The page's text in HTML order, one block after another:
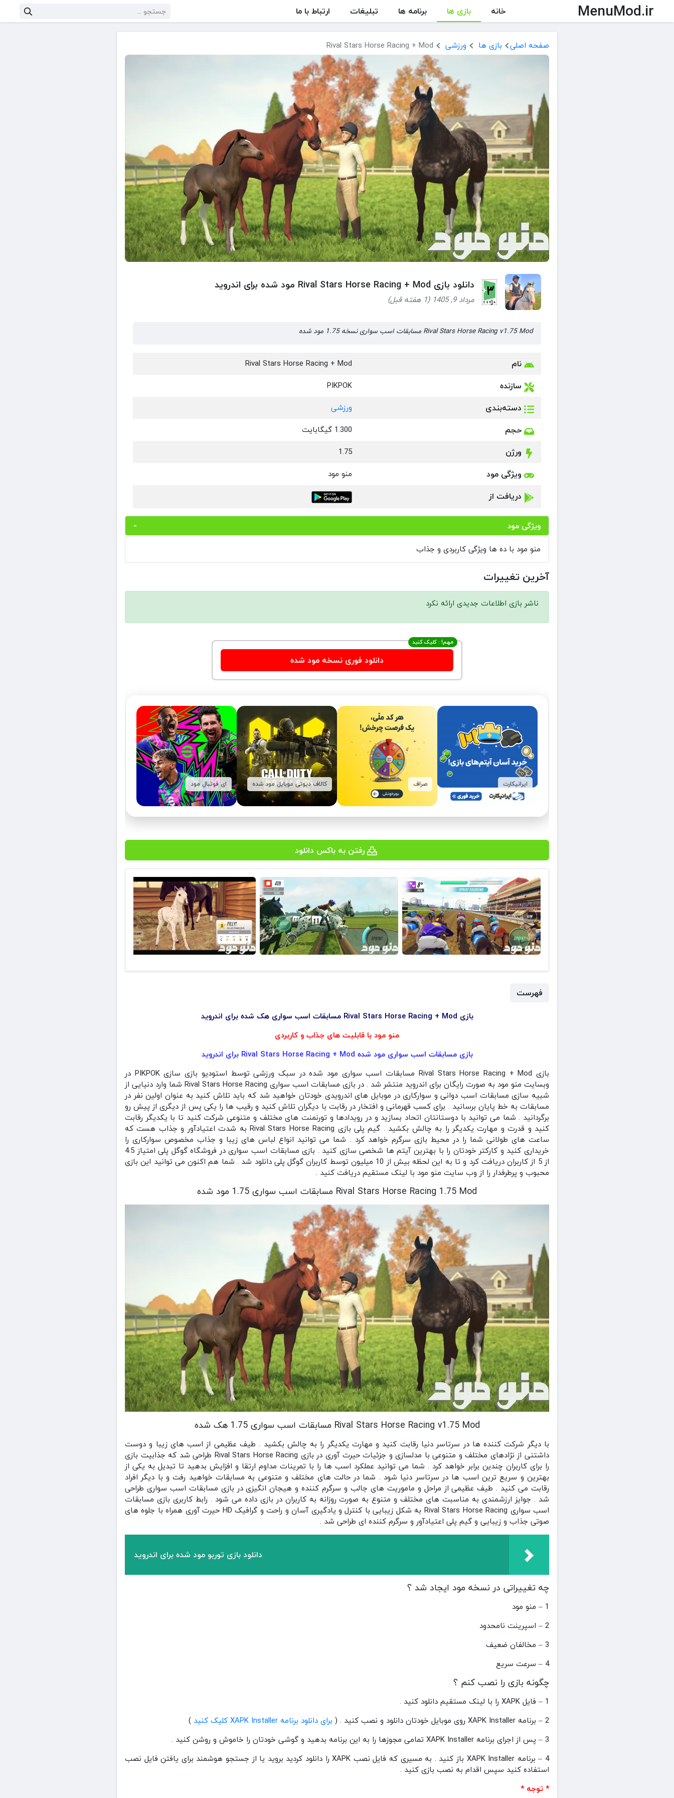
MenuMod.ir خانه بازی ها برنامه ها تبلیغات ارتباط با ما
صفحه اصلی بازی ها ورزشی Rival Stars Horse Racing + Mod
دانلود بازی Rival Stars Horse Racing + Mod مود شده برای اندروید
مرداد 9, 1405 (1 هفته قبل)
Rival Stars Horse Racing v1.75 Mod مسابقات اسب سواری نسخه 1.75 مود شده
نام Rival Stars Horse Racing + Mod
سازنده PIKPOK
دسته‌بندی ورزشی
حجم 1.300 گیگابایت
ورژن 1.75
ویژگی مود منو مود
دریافت از
ویژگی مود
منو مود با ده ها ویژگی کاربردی و جذاب
آخرین تغییرات
ناشر بازی اطلاعات جدیدی ارائه نکرد
مهم! : کلیک کنید
دانلود فوری نسخه مود شده
ایرانیکارت صراف کالاف دیوتی موبایل مود شده ای فوتبال مود
رفتن به باکس دانلود
فهرست
بازی Rival Stars Horse Racing + Mod مسابقات اسب سواری هک شده برای اندروید
منو مود با قابلیت های جذاب و کاربردی
بازی مسابقات اسب سواری مود شده Rival Stars Horse Racing + Mod برای اندروید
بازی Rival Stars Horse Racing + Mod مسابقات اسب سواری مود شده در سبک ورزشی توسط استودیو بازی سازی PIKPOK در
وبسایت منو مود به صورت رایگان برای اندروید منتشر شد . در بازی مسابقات اسب سواری Rival Stars Horse Racing شما وارد دنیایی از
شبیه سازی مسابقات اسب دوانی و سوارکاری در موبایل های اندرویدی خودتان خواهید شد که باید تلاش کنید به عنوان اولین نفر در
مسابقات به خط پایان برسانید . برای کسب قهرمانی و افتخار در رقابت با دیگران تلاش کنید و رقیب ها را یکی پس از دیگری از پیش رو
برگردانید . شما می توانید با دوستانتان اتحاد بسازید و در رویدادها و تورنمنت های مختلف و متنوعی شرکت کنید تا با یکدیگر رقابت
کنید و قدرت و مهارت یکدیگر را به چالش بکشید . گیم پلی بازی Rival Stars Horse Racing به شدت اعتیادآور و جذاب هست که
ساعت های طولانی شما را در محیط بازی سرگرم خواهد کرد . شما می توانید انواع لباس های زیبا و جذاب مخصوص سوارکاری را
خریداری کنید و کارکتر خودتان را با بهترین آیتم ها شخصی سازی کنید . بازی مسابقات اسب سواری در فروشگاه گوگل پلی امتیاز 4.5
از 5 از کاربران دریافت کرد و تا به این لحظه بیش از 10 میلیون توسط کاربران گوگل پلی دانلود شد . شما هم اکنون می توانید این بازی
محبوب و پرطرفدار را از وب سایت منو مود با لینک مستقیم دریافت کنید .
Rival Stars Horse Racing 1.75 Mod مسابقات اسب سواری 1.75 مود شده
Rival Stars Horse Racing v1.75 Mod مسابقات اسب سواری 1.75 هک شده
با دیگر شرکت کننده ها در سرتاسر دنیا رقابت کنید و مهارت یکدیگر را به چالش بکشید . طیف عظیمی از اسب های زیبا و دوست
داشتنی از نژادهای مختلف و متنوعی با مدلسازی و جزئیات حیرت آوری در بازی Rival Stars Horse Racing طراحی شد که جذابیت بازی
را برای کاربران چندین برابر خواهد کرد . شما می توانید عملکرد اسب ها را با تمرینات مداوم ارتقا و افزایش بدهید تا تبدیل به یکی از
بهترین و سریع ترین اسب ها در سرتاسر دنیا شود . شما در حالت های مختلف و متنوعی به مسابقات خواهید رفت و با دیگر افراد
رقابت می کنید . طیف عظیمی از مراحل و ماموریت های جالب و سرگرم کننده و هیجان انگیزی در بازی مسابقات اسب سواری طراحی
شد . جوایز ارزشمندی به مناسبت های مختلف و متنوع به صورت روزانه به کاربران در بازی داده می شود . رابط کاربری بازی مسابقات
اسب سواری Rival Stars Horse Racing به شکل زیبایی با کنترل و یادگیری آسان و راحت و گرافیک HD حیرت آوری همراه با جلوه های
صوتی جذاب و زیبایی و گیم پلی اعتیادآور و سرگرم کننده ای طراحی شد .
دانلود بازی توربو مود شده برای اندروید
چه تغییراتی در نسخه مود ایجاد شد ؟
1 – منو مود
2 – اسپرینت نامحدود
3 – مخالفان ضعیف
4 – سرعت سریع
چگونه بازی را نصب کنم ؟
1 – فایل XAPK را با لینک مستقیم دانلود کنید .
2 – برنامه XAPK Installer روی موبایل خودتان دانلود و نصب کنید . (
برای دانلود برنامه XAPK Installer کلیک کنید
)
3 – پس از اجرای برنامه XAPK Installer تمامی مجوزها را به این برنامه بدهید و گوشی خودتان را خاموش و روشن کنید .
4 – برنامه XAPK Installer باز کنید . به مسیری که فایل نصب XAPK را دانلود کردید بروید یا از جستجو هوشمند برای یافتن فایل نصب
استفاده کنید سپس اقدام به نصب بازی کنید .
* توجه *